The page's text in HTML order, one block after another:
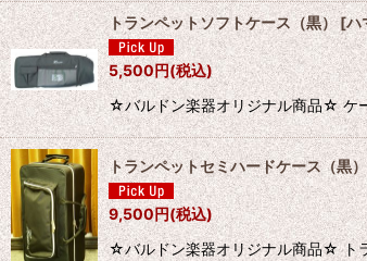
トランペットソフトケース（黒） [ハ
5,500円(税込)
☆バルドン楽器オリジナル商品☆ ケ
トランペットセミハードケース（黒）
9,500円(税込)
☆バルドン楽器オリジナル商品☆ ト